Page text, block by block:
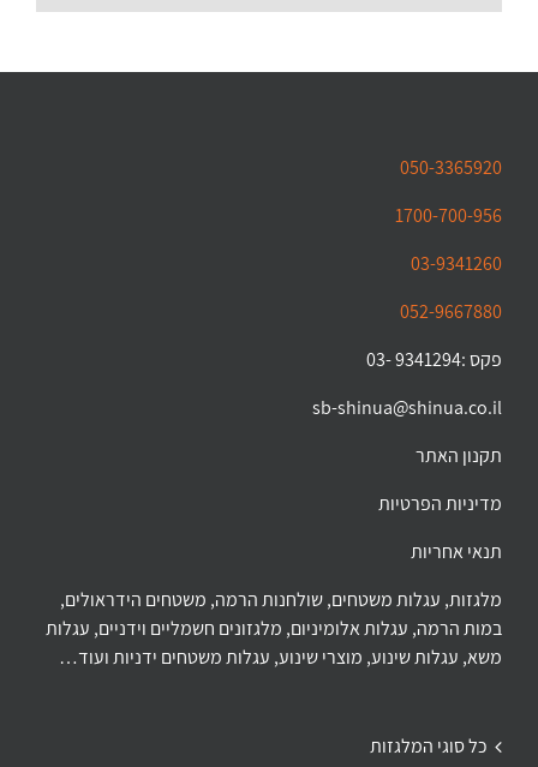
050-3365920
1700-700-956
03-9341260
052-9667880
פקס :9341294 -03
sb-shinua@shinua.co.il
תקנון האתר
מדיניות הפרטיות
תנאי אחריות
מלגזות, עגלות משטחים, שולחנות הרמה, משטחים הידראולים,
במות הרמה, עגלות אלומיניום, מלגזונים חשמליים וידניים, עגלות
משא, עגלות שינוע, מוצרי שינוע, עגלות משטחים ידניות ועוד…
כל סוגי המלגזות